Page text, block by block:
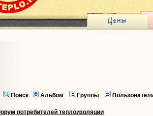
Поиск Альбом Группы
потребителей теплоизоляции